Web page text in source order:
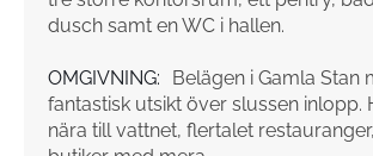
dusch samt en WC i hallen.
OMGIVNING:
Belägen i Gamla Stan
fantastisk utsikt över slussen inlopp.
nära till vattnet, flertalet